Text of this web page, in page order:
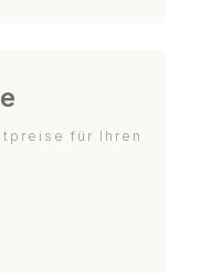
für Ihren